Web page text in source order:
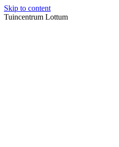
Skip to content
Tuincentrum Lottum